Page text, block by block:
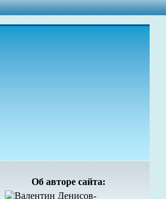
Об авторе сайта: